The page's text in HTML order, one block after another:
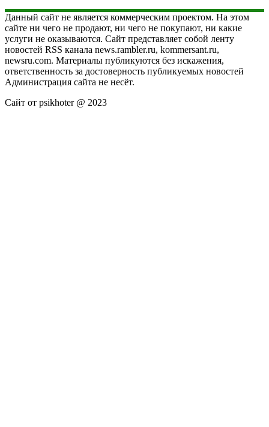
Данный сайт не является коммерческим проектом. На этом
сайте ни чего не продают, ни чего не покупают, ни какие
услуги не оказываются. Сайт представляет собой ленту
новостей RSS канала news.rambler.ru, kommersant.ru,
newsru.com. Материалы публикуются без искажения,
ответственность за достоверность публикуемых новостей
Администрация сайта не несёт.
Сайт от psikhoter @ 2023